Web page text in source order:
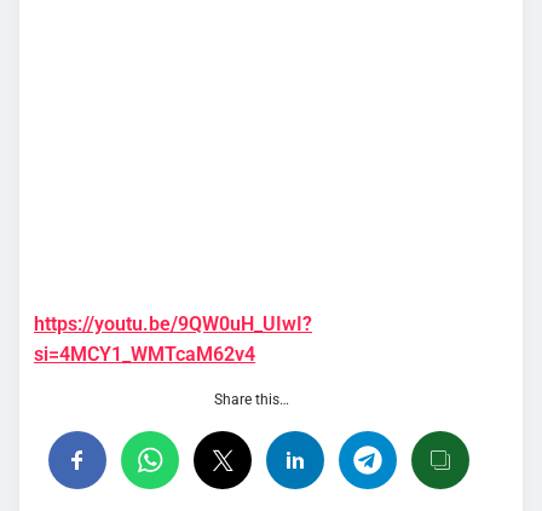
https://youtu.be/9QW0uH_UIwI?
si=4MCY1_WMTcaM62v4
Share this…